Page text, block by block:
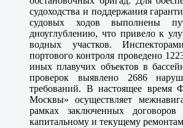
судоходства и поддержания
судовых ходов выполнены
дноуглублению, что привело к
водных участков.
портового контроля проведено
иных плавучих объектов в
проверок выявлено 2686
требований. В настоящее время
Москвы» осуществляет
рамках заключенных договоров
капитальному и текущему